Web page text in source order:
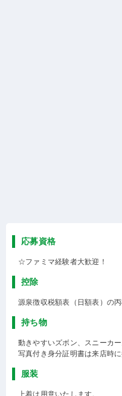
応募資格
☆ファミマ経験者大歓迎！
控除
源泉徴収税額表（日額表）の
持ち物
動きやすいズボン、スニーカー
写真付き身分証明書は来店時
服装
上着は用意いたします。